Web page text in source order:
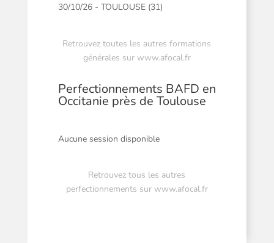
30/10/26 - TOULOUSE (31)
Retrouvez toutes les autres formations
générales sur www.afocal.fr
Perfectionnements BAFD en
Occitanie près de Toulouse
Aucune session disponible
Retrouvez tous les autres
perfectionnements sur www.afocal.fr